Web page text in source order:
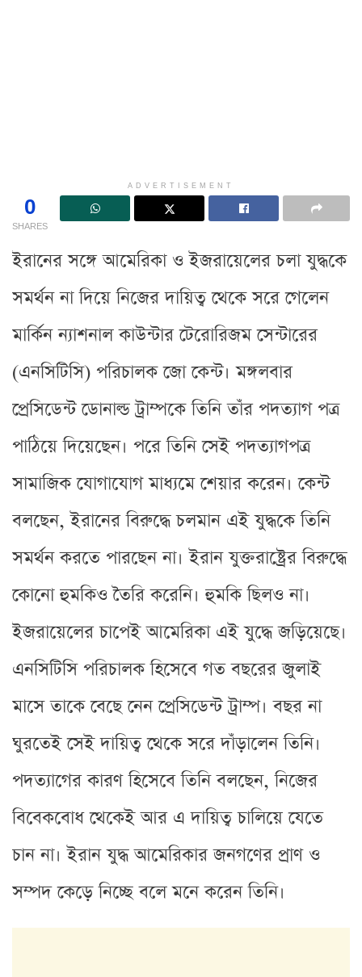
ADVERTISEMENT
0
SHARES
ইরানের সঙ্গে আমেরিকা ও ইজরায়েলের চলা যুদ্ধকে
সমর্থন না দিয়ে নিজের দায়িত্ব থেকে সরে গেলেন
মার্কিন ন্যাশনাল কাউন্টার টেরোরিজম সেন্টারের
(এনসিটিসি) পরিচালক জো কেন্ট। মঙ্গলবার
প্রেসিডেন্ট ডোনাল্ড ট্রাম্পকে তিনি তাঁর পদত্যাগ পত্র
পাঠিয়ে দিয়েছেন। পরে তিনি সেই পদত্যাগপত্র
সামাজিক যোগাযোগ মাধ্যমে শেয়ার করেন। কেন্ট
বলছেন, ইরানের বিরুদ্ধে চলমান এই যুদ্ধকে তিনি
সমর্থন করতে পারছেন না। ইরান যুক্তরাষ্ট্রের বিরুদ্ধে
কোনো হুমকিও তৈরি করেনি। হুমকি ছিলও না।
ইজরায়েলের চাপেই আমেরিকা এই যুদ্ধে জড়িয়েছে।
এনসিটিসি পরিচালক হিসেবে গত বছরের জুলাই
মাসে তাকে বেছে নেন প্রেসিডেন্ট ট্রাম্প। বছর না
ঘুরতেই সেই দায়িত্ব থেকে সরে দাঁড়ালেন তিনি।
পদত্যাগের কারণ হিসেবে তিনি বলছেন, নিজের
বিবেকবোধ থেকেই আর এ দায়িত্ব চালিয়ে যেতে
চান না। ইরান যুদ্ধ আমেরিকার জনগণের প্রাণ ও
সম্পদ কেড়ে নিচ্ছে বলে মনে করেন তিনি।